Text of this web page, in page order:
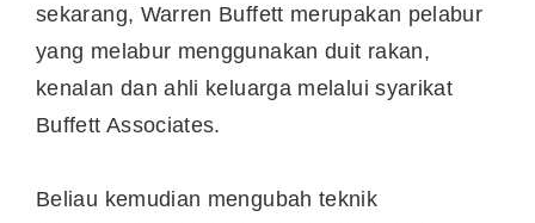
sekarang, Warren Buffett merupakan pelabur
yang melabur menggunakan duit rakan,
kenalan dan ahli keluarga melalui syarikat
Buffett Associates.
Beliau kemudian mengubah teknik